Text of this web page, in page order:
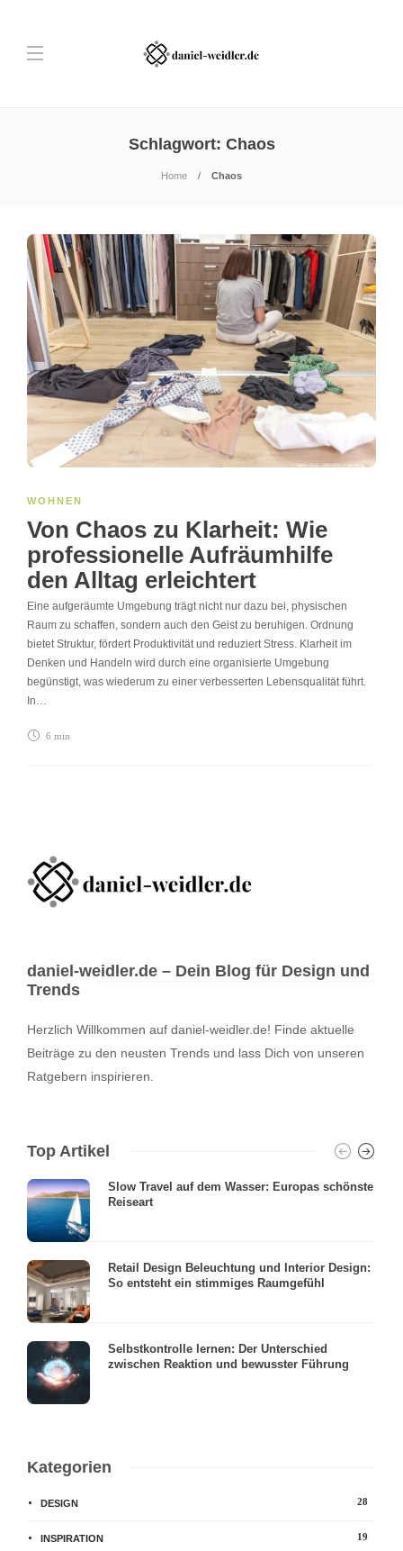
Schlagwort: Chaos
Home Chaos
WOHNEN
Von Chaos zu Klarheit: Wie
professionelle Aufräumhilfe
den Alltag erleichtert
Eine aufgeräumte Umgebung trägt nicht nur dazu bei, physischen
Raum zu schaffen, sondern auch den Geist zu beruhigen. Ordnung
bietet Struktur, fördert Produktivität und reduziert Stress. Klarheit im
Denken und Handeln wird durch eine organisierte Umgebung
begünstigt, was wiederum zu einer verbesserten Lebensqualität führt.
In…
6 min
daniel-weidler.de – Dein Blog für Design und
Trends
Herzlich Willkommen auf daniel-weidler.de! Finde aktuelle
Beiträge zu den neusten Trends und lass Dich von unseren
Ratgebern inspirieren.
Top Artikel
Slow Travel auf dem Wasser: Europas schönste
Reiseart
Retail Design Beleuchtung und Interior Design:
So entsteht ein stimmiges Raumgefühl
Selbstkontrolle lernen: Der Unterschied
zwischen Reaktion und bewusster Führung
Kategorien
DESIGN 28
INSPIRATION 19